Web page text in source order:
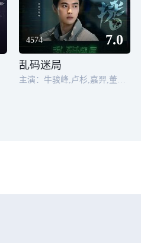
4574 7.0
乱码迷局